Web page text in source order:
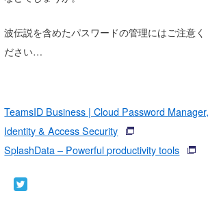
波伝説を含めたパスワードの管理にはご注意く
ださい…
TeamsID Business | Cloud Password Manager,
Identity & Access Security‎
SplashData – Powerful productivity tools
wanda
chappy